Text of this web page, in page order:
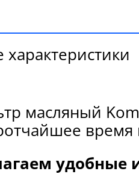
характеристики
масляный
удобные